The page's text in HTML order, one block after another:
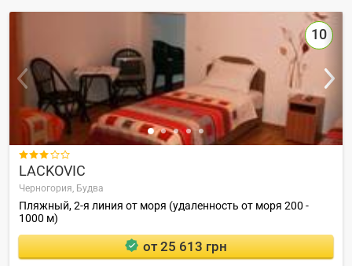
10

LACKOVIC
Черногория, Будва
Пляжный, 2-я линия от моря (удаленность от моря 200 -
1000 м)
от 25 613 грн